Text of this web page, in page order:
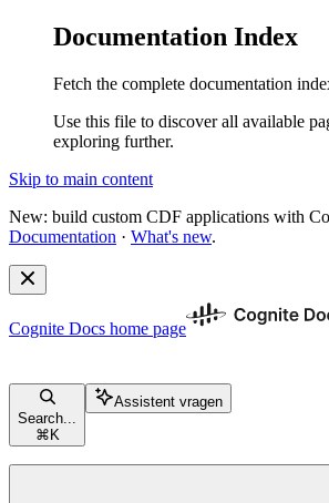
Documentation Index
Fetch the complete documentation
Use this file to discover all available
exploring further.
Skip to main content
New: build custom CDF applications with
Documentation · What's new.
Cognite Docs home page
Search...
⌘ K
Assistent vragen